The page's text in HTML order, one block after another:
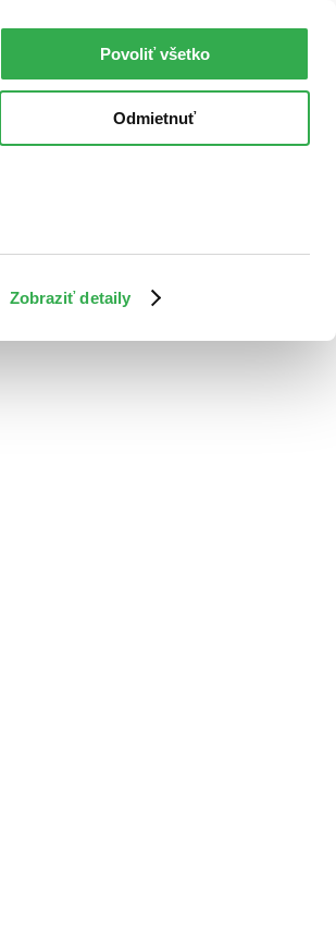
Zobraziť detaily
Povoliť všetko
Odmietnuť